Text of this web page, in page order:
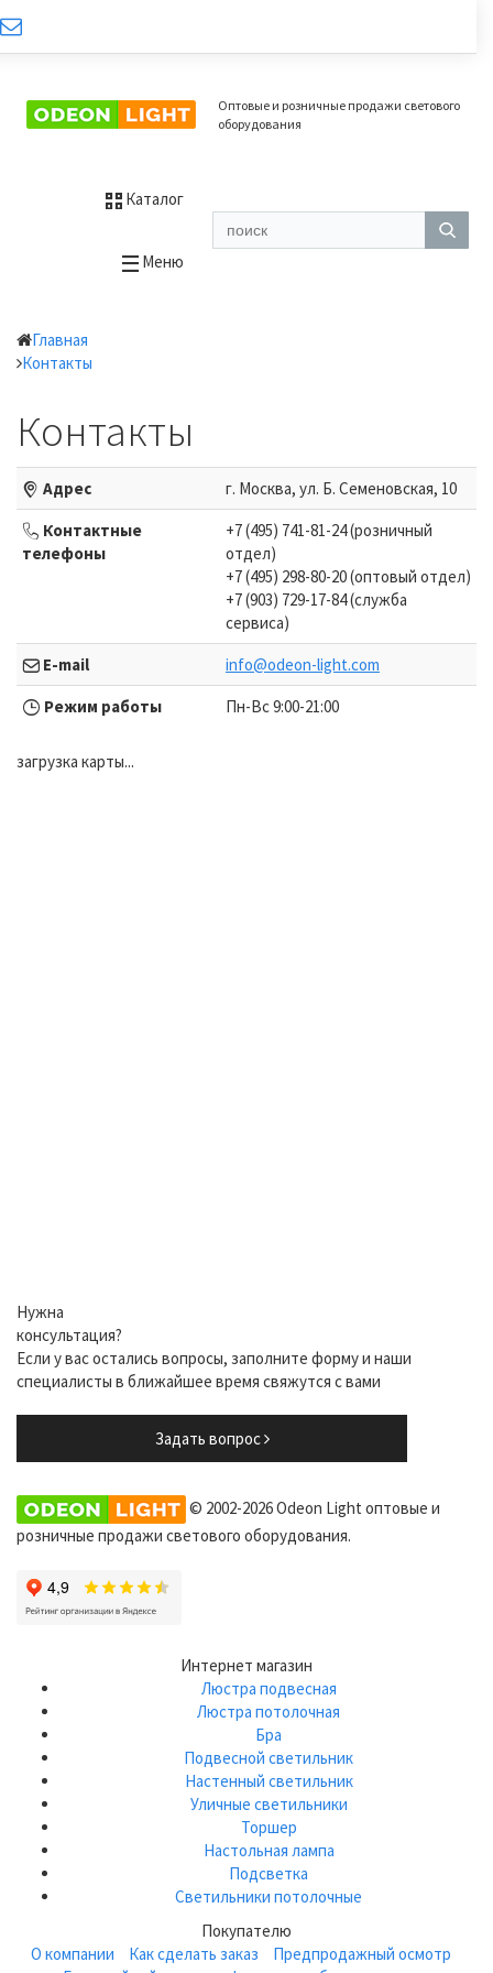
Оптовые и розничные продажи светового
оборудования
Каталог
Меню
Главная
Контакты
Контакты
Адрес
г. Москва, ул. Б. Семеновская, 10
Контактные
телефоны
+7 (495) 741-81-24 (розничный
отдел)
+7 (495) 298-80-20 (оптовый отдел)
+7 (903) 729-17-84 (служба
сервиса)
E-mail
info@odeon-light.com
Режим работы
Пн-Вс 9:00-21:00
загрузка карты...
Нужна
консультация?
Если у вас остались вопросы, заполните форму и наши
специалисты в ближайшее время свяжутся с вами
Задать вопрос
© 2002-2026 Odeon Light оптовые и
розничные продажи светового оборудования.
Интернет магазин
Люстра подвесная
Люстра потолочная
Бра
Подвесной светильник
Настенный светильник
Уличные светильники
Торшер
Настольная лампа
Подсветка
Светильники потолочные
Покупателю
О компании
Как сделать заказ
Предпродажный осмотр